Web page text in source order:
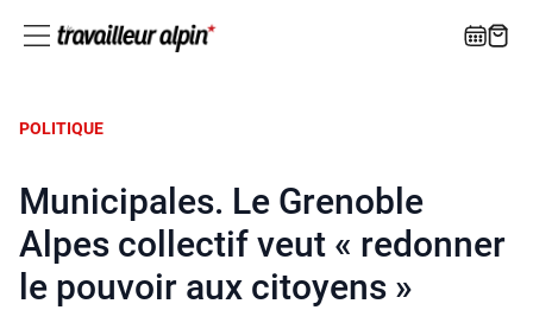
POLITIQUE
Municipales. Le Grenoble
Alpes collectif veut « redonner
le pouvoir aux citoyens »